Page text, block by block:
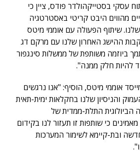
עסקי בסטייקהולדר פודס, ציין כי
מהווים היבט קריטי באסטרטגיה
שיתוף הפעולה עם אוממי מיטס
ההישג האחרון שלנו עם מרקם דג
ביוזמה משותפת של ממשלות סינגפור
להיות חלק ממנה".
אוממי מיטס, הוסיף: "אנו נרגשים
והניסיון שלנו בחקלאות ימית-תאית
הביולוגית התלת-ממדית של
כי שותפות זו תעזור לנו בקידום
ובת-קיימא לשימור המערכות